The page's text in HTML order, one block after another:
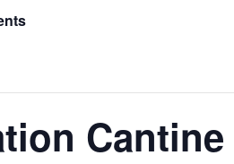
Cantine